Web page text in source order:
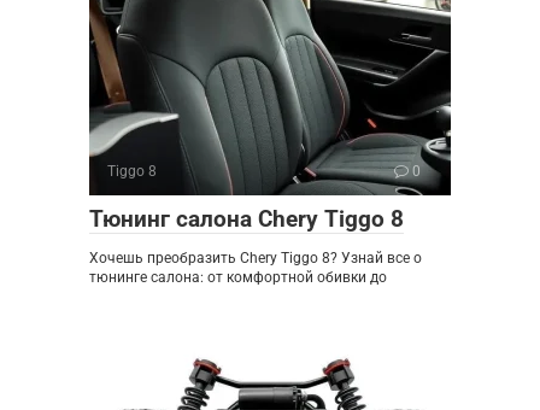
Tiggo 8 0
Тюнинг салона Chery Tiggo 8
Хочешь преобразить Chery Tiggo 8? Узнай все о
тюнинге салона: от комфортной обивки до